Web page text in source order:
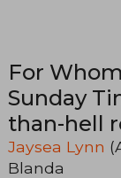
For
Sunday
than-hell
star
Jaysea Lynn
Blanda